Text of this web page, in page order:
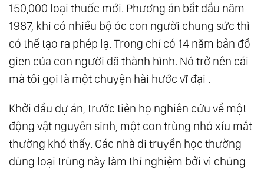
150,000 loại thuốc mới. Phương án bắt đầu năm
1987, khi có nhiều bộ óc con người chung sức thì
có thể tạo ra phép lạ. Trong chỉ có 14 năm bản đồ
gien của con người đã thành hình. Nó trở nên cái
mà tôi gọi là một chuyện hài hước vĩ đại .
Khởi đầu dự án, trước tiên họ nghiên cứu về một
động vật nguyên sinh, một con trùng nhỏ xíu mắt
thường khó thấy. Các nhà di truyền học thường
dùng loại trùng này làm thí nghiệm bởi vì chúng